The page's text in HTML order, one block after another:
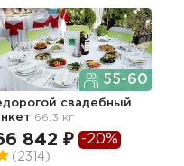
55-60
свадебный
66.3 кг
842 ₽ -20%
(2314)